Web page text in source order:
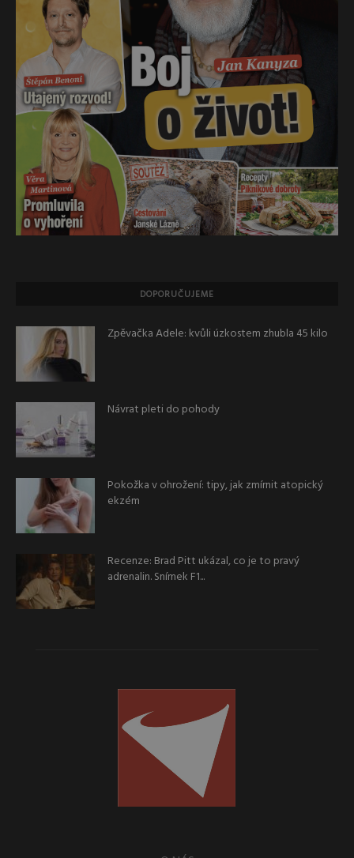
DOPORUČUJEME
Zpěvačka Adele: kvůli úzkostem zhubla 45 kilo
Návrat pleti do pohody
Pokožka v ohrožení: tipy, jak zmírnit atopický
ekzém
Recenze: Brad Pitt ukázal, co je to pravý
adrenalin. Snímek F1...